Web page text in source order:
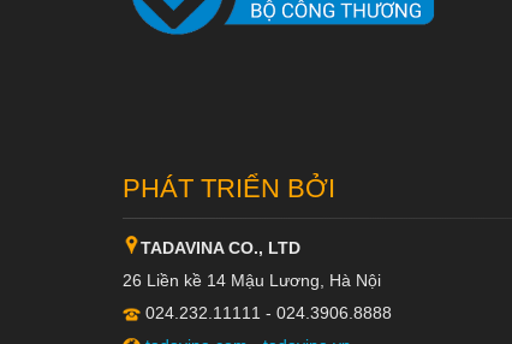
PHÁT TRIỂN BỞI
TADAVINA CO., LTD
26 Liền kề 14 Mậu Lương, Hà Nội
024.232.11111 - 024.3906.8888